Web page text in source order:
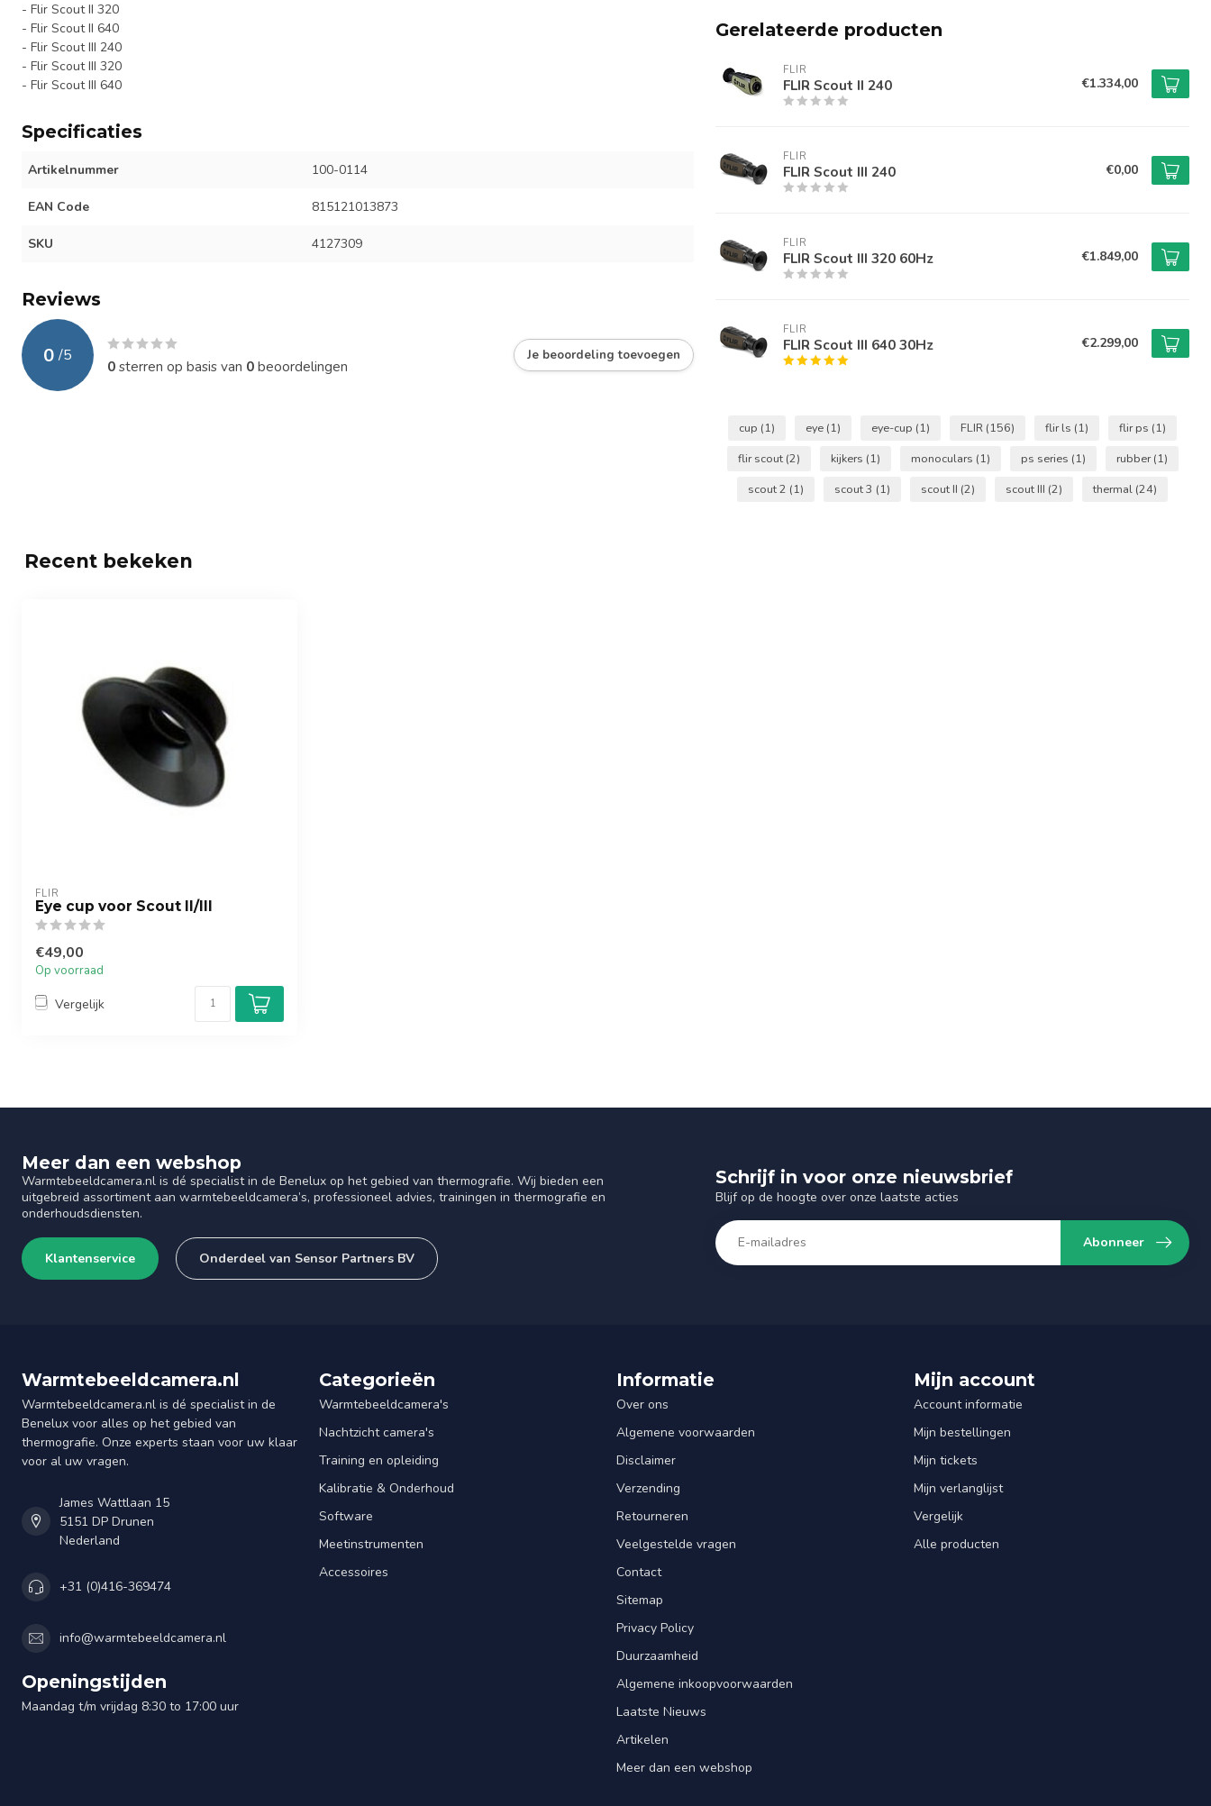
- Flir Scout II 320
- Flir Scout II 640
- Flir Scout III 240
- Flir Scout III 320
- Flir Scout III 640
Specificaties
Artikelnummer 100-0114
EAN Code 815121013873
SKU 4127309
Reviews
0 /5
0sterren op basis van 0beoordelingen
Je beoordeling toevoegen
Gerelateerde producten
FLIR
FLIR Scout II 240 €1.334,00
FLIR
FLIR Scout III 240 €0,00
FLIR
FLIR Scout III 320 60Hz €1.849,00
FLIR
FLIR Scout III 640 30Hz €2.299,00
cup (1) eye (1) eye-cup (1) FLIR (156) flir ls (1) flir ps (1)
flir scout (2) kijkers (1) monoculars (1) ps series (1) rubber(1)
scout 2 (1) scout 3 (1) scout II (2) scout III (2) thermal (24)
Recent bekeken
FLIR
Eye cup voor Scout II/III
€49,00
Op voorraad
Vergelijk
Meer dan een webshop
Warmtebeeldcamera.nl is dé specialist in de Benelux op het gebied van thermografie. Wij bieden een
uitgebreid assortiment aan warmtebeeldcamera’s, professioneel advies, trainingen in thermografie en
onderhoudsdiensten.
Klantenservice Onderdeel van Sensor Partners BV
Schrijf in voor onze nieuwsbrief
Blijf op de hoogte over onze laatste acties
Abonneer
Warmtebeeldcamera.nl
Warmtebeeldcamera.nl is dé specialist in de
Benelux voor alles op het gebied van
thermografie. Onze experts staan voor uw klaar
voor al uw vragen.
James Wattlaan 15
5151 DP Drunen
Nederland
+31 (0)416-369474
info@warmtebeeldcamera.nl
Openingstijden
Maandag t/m vrijdag 8:30 to 17:00 uur
Categorieën
Warmtebeeldcamera's
Nachtzicht camera's
Training en opleiding
Kalibratie & Onderhoud
Software
Meetinstrumenten
Accessoires
Informatie
Over ons
Algemene voorwaarden
Disclaimer
Verzending
Retourneren
Veelgestelde vragen
Contact
Sitemap
Privacy Policy
Duurzaamheid
Algemene inkoopvoorwaarden
Laatste Nieuws
Artikelen
Meer dan een webshop
Mijn account
Account informatie
Mijn bestellingen
Mijn tickets
Mijn verlanglijst
Vergelijk
Alle producten